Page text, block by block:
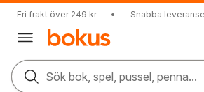
Fri frakt över 249 kr • Snabba
Sök bok, spel, pussel, penna...